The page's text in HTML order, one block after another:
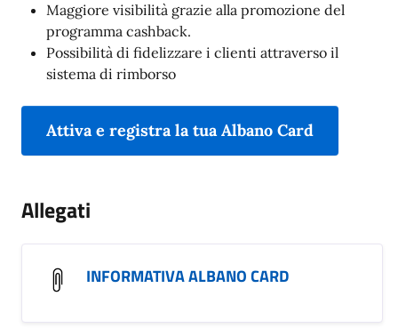
Maggiore visibilità grazie alla promozione del
programma cashback.
Possibilità di fidelizzare i clienti attraverso il
sistema di rimborso
Attiva e registra la tua Albano Card
Allegati
INFORMATIVA ALBANO CARD